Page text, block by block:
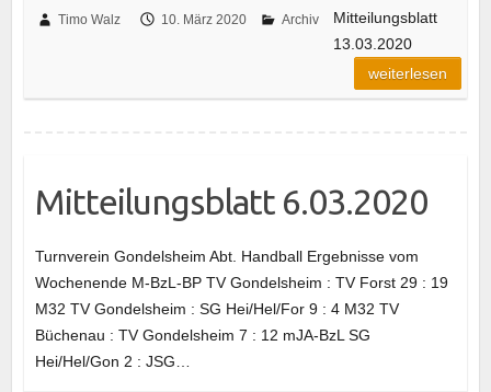
Timo Walz 10. März 2020 Archiv
Mitteilungsblatt
13.03.2020
weiterlesen
Mitteilungsblatt 6.03.2020
Turnverein Gondelsheim Abt. Handball Ergebnisse vom
Wochenende M-BzL-BP TV Gondelsheim : TV Forst 29 : 19
M32 TV Gondelsheim : SG Hei/Hel/For 9 : 4 M32 TV
Büchenau : TV Gondelsheim 7 : 12 mJA-BzL SG
Hei/Hel/Gon 2 : JSG…